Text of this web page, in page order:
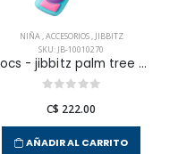
NIÑA,ACCESORIOS, JIBBITZ
SKU: JB-10010270
crocs - jibbitz palm tree unisex
C$ 222.00
AÑADIR AL CARRITO